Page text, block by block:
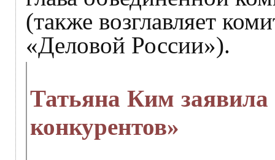
(также возглавляет
«Деловой России»).
Татьяна Ким
конкурентов»